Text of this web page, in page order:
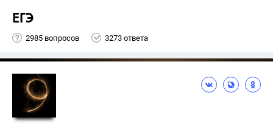
ЕГЭ
2985 вопросов 3273 ответа